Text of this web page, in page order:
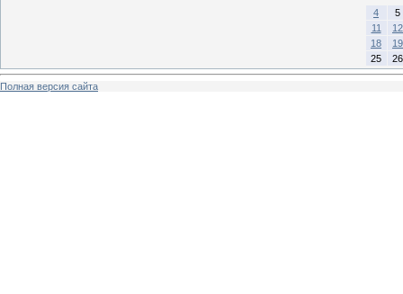
4
5
11
12
18
19
25
26
Полная версия сайта